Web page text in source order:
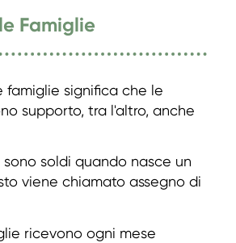
Famiglie
famiglie significa che le
supporto, tra l'altro, anche
soldi quando nasce un
viene chiamato assegno di
ricevono ogni mese